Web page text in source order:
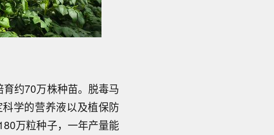
约70万株种苗。脱毒马
学的营养液以及植保防
万粒种子，一年产量能